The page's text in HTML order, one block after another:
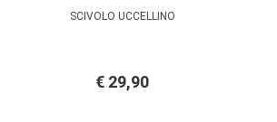
SCIVOLO UCCELLINO
€ 29,90